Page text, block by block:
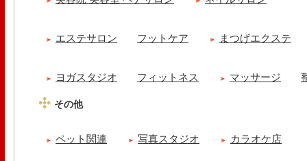
エステサロン フットケア まつげエクステ
ヨガスタジオ フィットネス マッサージ
その他
ペット関連 写真スタジオ カラオケ店